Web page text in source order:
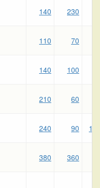
140 230
110 70
140 100
210 60
240 90 1
380 360